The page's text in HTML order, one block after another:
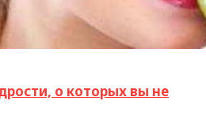
о которых вы не